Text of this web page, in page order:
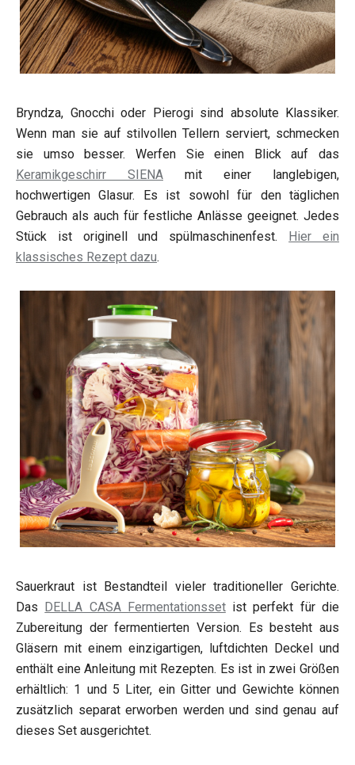
Bryndza, Gnocchi oder Pierogi sind absolute Klassiker.
Wenn man sie auf stilvollen Tellern serviert, schmecken
sie umso besser. Werfen Sie einen Blick auf das
Keramikgeschirr SIENA mit einer langlebigen,
hochwertigen Glasur. Es ist sowohl für den täglichen
Gebrauch als auch für festliche Anlässe geeignet. Jedes
Stück ist originell und spülmaschinenfest. Hier ein
klassisches Rezept dazu.
Sauerkraut ist Bestandteil vieler traditioneller Gerichte.
Das DELLA CASA Fermentationssetist perfekt für die
Zubereitung der fermentierten Version. Es besteht aus
Gläsern mit einem einzigartigen, luftdichten Deckel und
enthält eine Anleitung mit Rezepten. Es ist in zwei Größen
erhältlich: 1 und 5 Liter, ein Gitter und Gewichte können
zusätzlich separat erworben werden und sind genau auf
dieses Set ausgerichtet.